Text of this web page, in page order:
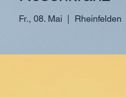
Fr., 08. Mai Rheinfelden